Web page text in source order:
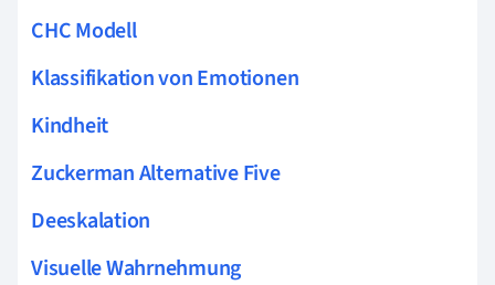
CHC Modell
Klassifikation von Emotionen
Kindheit
Zuckerman Alternative Five
Deeskalation
Visuelle Wahrnehmung